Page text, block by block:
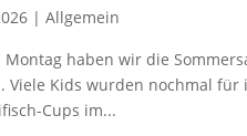
|Allgemein
Montag haben wir die
Viele Kids wurden nochmal
Cups im...